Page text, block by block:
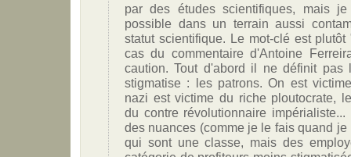
par des études scientifiques, mais
possible dans un terrain aussi
statut scientifique. Le mot-clé est
cas du commentaire d'Antoine
caution. Tout d'abord il ne définit
stigmatise : les patrons. On est
nazi est victime du riche ploutocrate,
du contre révolutionnaire
des nuances (comme je le fais quand
qui sont une classe, mais des